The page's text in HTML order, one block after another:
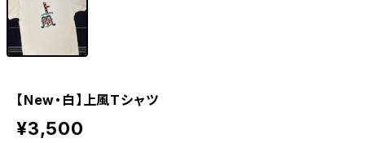
​【New・白】上風Tシャツ
¥3,500